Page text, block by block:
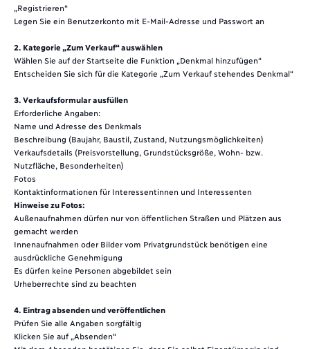
„Registrieren“
Legen Sie ein Benutzerkonto mit E-Mail-Adresse und Passwort an
2. Kategorie „Zum Verkauf“ auswählen
Wählen Sie auf der Startseite die Funktion „Denkmal hinzufügen“
Entscheiden Sie sich für die Kategorie „Zum Verkauf stehendes Denkmal“
3. Verkaufsformular ausfüllen
Erforderliche Angaben:
Name und Adresse des Denkmals
Beschreibung (Baujahr, Baustil, Zustand, Nutzungsmöglichkeiten)
Verkaufsdetails (Preisvorstellung, Grundstücksgröße, Wohn- bzw.
Nutzfläche, Besonderheiten)
Fotos
Kontaktinformationen für Interessentinnen und Interessenten
Hinweise zu Fotos:
Außenaufnahmen dürfen nur von öffentlichen Straßen und Plätzen aus
gemacht werden
Innenaufnahmen oder Bilder vom Privatgrundstück benötigen eine
ausdrückliche Genehmigung
Es dürfen keine Personen abgebildet sein
Urheberrechte sind zu beachten
4. Eintrag absenden und veröffentlichen
Prüfen Sie alle Angaben sorgfältig
Klicken Sie auf „Absenden“